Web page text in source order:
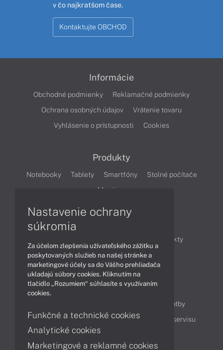
v čo najkratšom čase.
Kontaktujte OBCHOD
Informácie
Obchodné podmienky
Reklamačné podmienky
Ochrana osobných údajov
Vrátenie tovaru
Vyhlásenie o prístupnosti
Cookies
Produkty
Notebooky Tablety Smartfóny
Stolné počítače
Monitory
Produkty
Technológie
Videá
Obsah
Možnosti doručenia a platby
Podpora a servis
Servisné služby Cenník servisu
Nastavenie ochrany
súkromia
Za účelom zlepšenia užívateľského zážitku a
poskytovaných služieb na našej stránke a
marketingové účely sa do Vášho prehliadača
ukladajú súbory cookies. Kliknutím na
tlačidlo „Rozumiem“ súhlasíte s využívaním
cookies.
Funkčné a technické cookies
Analytické cookies
Marketingové a reklamné cookies